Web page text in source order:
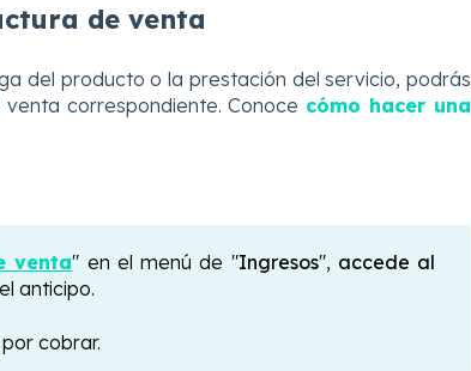
de venta
del producto o la prestación del servicio, podrás
correspondiente. Conoce cómo hacer una
venta" en el menú de "Ingresos", accede al
anticipo.
cobrar.